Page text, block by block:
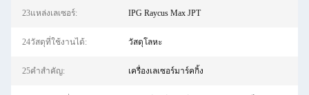
23แหล่งเลเซอร์: IPG Raycus Max JPT
24วัสดุที่ใช้งานได้: วัสดุโลหะ
25คําสําคัญ: เครื่องเลเซอร์มาร์คกิ้ง